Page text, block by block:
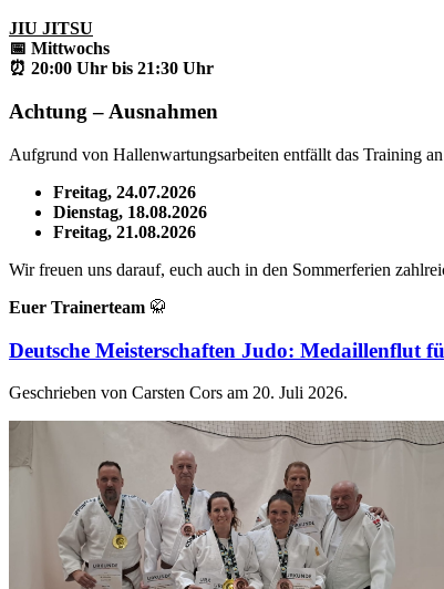
JIU JITSU
📅 Mittwochs
⏰ 20:00 Uhr bis 21:30 Uhr
Achtung – Ausnahmen
Aufgrund von Hallenwartungsarbeiten entfällt das Training
Freitag, 24.07.2026
Dienstag, 18.08.2026
Freitag, 21.08.2026
Wir freuen uns darauf, euch auch in den Sommerferien
Euer Trainerteam 🥋
Deutsche Meisterschaften Judo: Medaillenflut
Geschrieben von Carsten Cors am 20. Juli 2026.